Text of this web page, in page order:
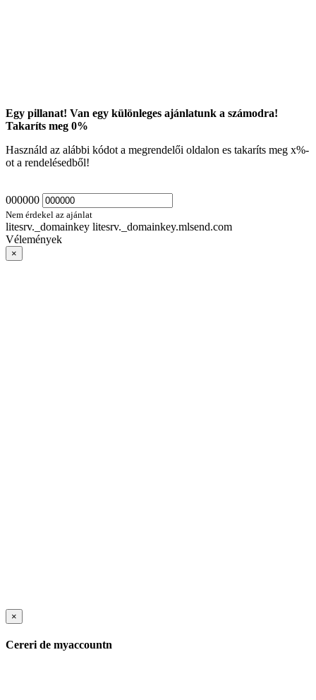
Egy pillanat! Van egy különleges ajánlatunk a számodra!
Takaríts meg 0%
Használd az alábbi kódot a megrendelői oldalon es takaríts meg x%-
ot a rendelésedből!
000000
Nem érdekel az ajánlat
litesrv._domainkey litesrv._domainkey.mlsend.com
Vélemények
×
×
Cereri de myaccountn